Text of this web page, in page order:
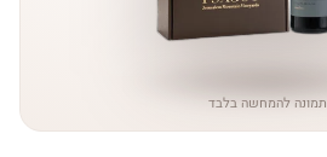
להמחשה בלבד